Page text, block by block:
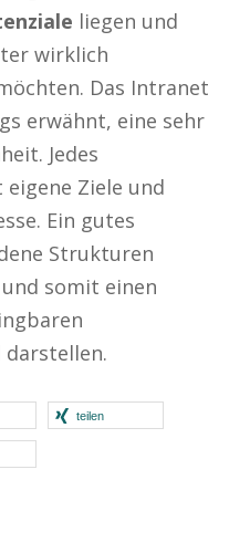
liegen und
wirklich
Das Intranet
erwähnt, eine sehr
Jedes
Ziele und
Ein gutes
Strukturen
somit einen
darstellen.
teilen